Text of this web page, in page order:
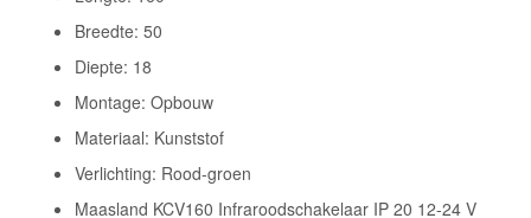
Breedte: 50
Diepte: 18
Montage: Opbouw
Materiaal: Kunststof
Verlichting: Rood-groen
Maasland KCV160 Infraroodschakelaar IP 20 12-24 V